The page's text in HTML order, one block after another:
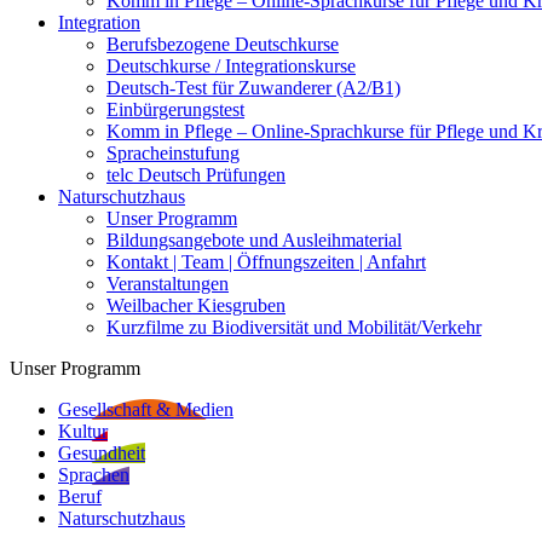
Integration
Berufsbezogene Deutschkurse
Deutschkurse / Integrationskurse
Deutsch-Test für Zuwanderer (A2/B1)
Einbürgerungstest
Komm in Pflege – Online-Sprachkurse für Pflege und
Spracheinstufung
telc Deutsch Prüfungen
Naturschutzhaus
Unser Programm
Bildungsangebote und Ausleihmaterial
Kontakt | Team | Öffnungszeiten | Anfahrt
Veranstaltungen
Weilbacher Kiesgruben
Kurzfilme zu Biodiversität und Mobilität/Verkehr
Unser Programm
Gesellschaft & Medien
Kultur
Gesundheit
Sprachen
Beruf
Naturschutzhaus